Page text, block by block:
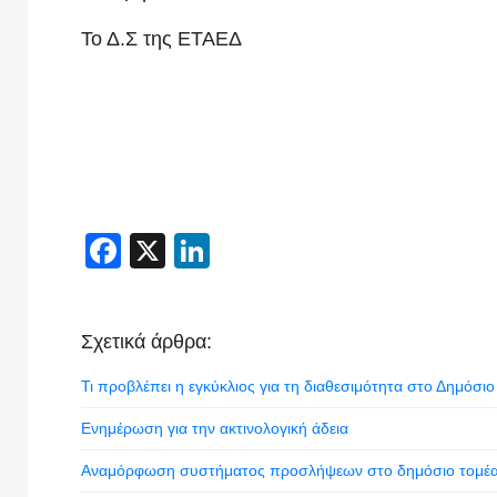
Το Δ.Σ της ΕΤΑΕΔ
Facebook
X
Σχετικά άρθρα:
Τι προβλέπει η εγκύκλιος για τη διαθεσιμότητα στο Δημόσιο
Ενημέρωση για την ακτινολογική άδεια
Αναμόρφωση συστήματος προσλήψεων στο δημόσιο τομέα